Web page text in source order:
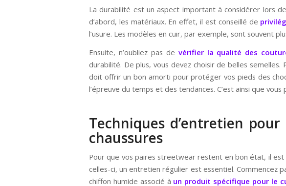
La durabilité est un aspect important à considérer lors
d’abord, les matériaux. En effet, il est conseillé de
l’usure. Les modèles en cuir, par exemple, sont souvent
Ensuite, n’oubliez pas de vérifier la qualité des
durabilité. De plus, vous devez choisir de belles
doit offrir un bon amorti pour protéger vos pieds des
l’épreuve du temps et des tendances. C’est ainsi que
Techniques d’entretien
chaussures
Pour que vos paires streetwear restent en bon état, il
celles-ci, un entretien régulier est essentiel. Commencez
chiffon humide associé à un produit spécifique pour le